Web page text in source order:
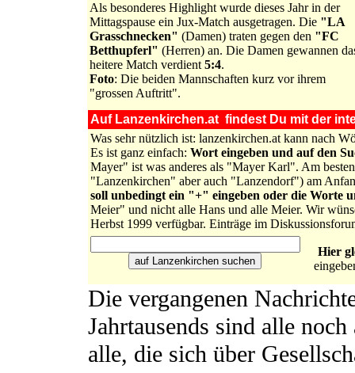
Als besonderes Highlight wurde dieses Jahr in der
Mittagspause ein Jux-Match ausgetragen. Die "LA
Grasschnecken" (Damen) traten gegen den "FC
Betthupferl" (Herren) an. Die Damen gewannen
heitere Match verdient 5:4.
Foto: Die beiden Mannschaften kurz vor ihrem
"grossen Auftritt".
Auf Lanzenkirchen.at findest Du mit der
Was sehr nützlich ist: lanzenkirchen.at kann nach
Es ist ganz einfach: Wort eingeben und auf den
Mayer" ist was anderes als "Mayer Karl". Am
"Lanzenkirchen" aber auch "Lanzendorf") am
soll unbedingt ein "+" eingeben oder die Worte
Meier" und nicht alle Hans und alle Meier. Wir
Herbst 1999 verfügbar. Einträge im
Hier
Die vergangenen
Jahrtausends sind alle
alle, die sich über